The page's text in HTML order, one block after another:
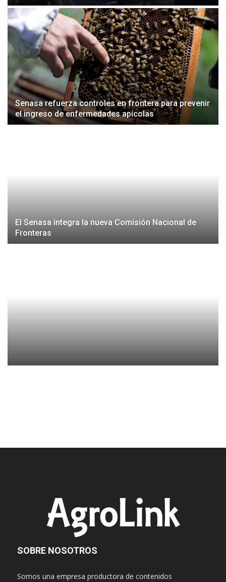
Senasa refuerza controles en frontera para prevenir
el ingreso de enfermedades apícolas
El Senasa integra la nueva Comisión Nacional de
Fronteras
SOBRE NOSOTROS
Somos una empresa productora de contenidos